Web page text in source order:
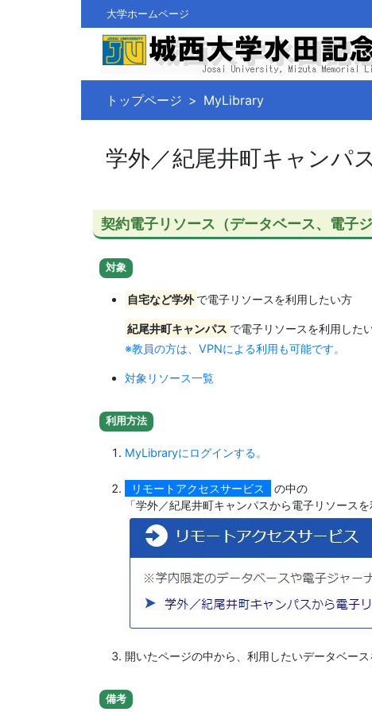
大学ホームページ
トップページ MyLibrary
学外／紀尾井町キャンパ
契約電子リソース（データベース、電子
対象
自宅など学外 で電子リソースを利用したい方
紀尾井町キャンパス で電子リソースを利用した
※教員の方は、VPNによる利用も可能です。
対象リソース一覧
利用方法
MyLibraryにログインする。
リモートアクセスサービス
の中の
「学外／紀尾井町キャンパスから電子リソース
開いたページの中から、利用したいデータベース
備考